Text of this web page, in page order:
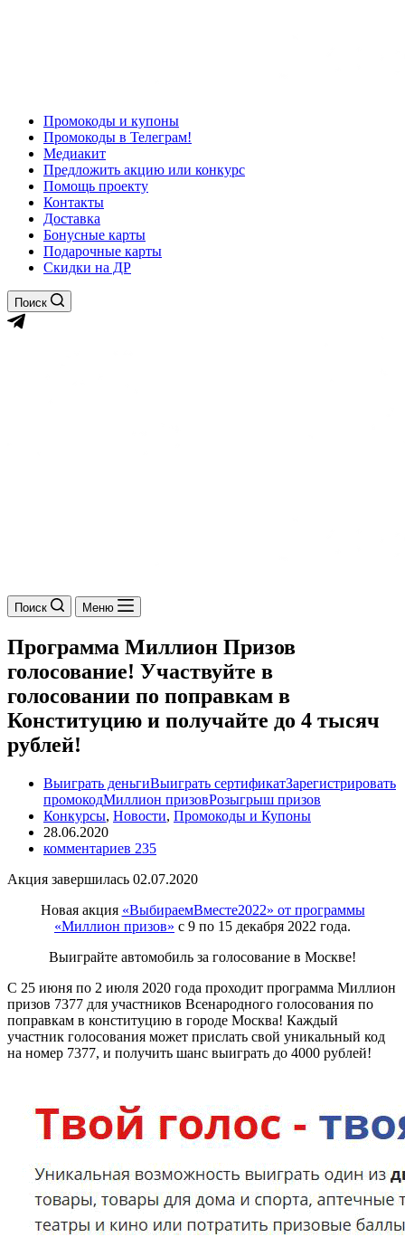
Промокоды и купоны
Промокоды в Телеграм!
Медиакит
Предложить акцию или конкурс
Помощь проекту
Контакты
Доставка
Бонусные карты
Подарочные карты
Скидки на ДР
Поиск
Поиск Меню
Программа Миллион Призов
голосование! Участвуйте в
голосовании по поправкам в
Конституцию и получайте до 4 тысяч
рублей!
Выиграть деньгиВыиграть сертификатЗарегистрировать
промокодМиллион призовРозыгрыш призов
Конкурсы, Новости, Промокоды и Купоны
28.06.2020
комментариев 235
Акция завершилась 02.07.2020
Новая акция «ВыбираемВместе2022» от программы
«Миллион призов» с 9 по 15 декабря 2022 года.
Выиграйте автомобиль за голосование в Москве!
С 25 июня по 2 июля 2020 года проходит программа Миллион
призов 7377 для участников Всенародного голосования по
поправкам в конституцию в городе Москва! Каждый
участник голосования может прислать свой уникальный код
на номер 7377, и получить шанс выиграть до 4000 рублей!